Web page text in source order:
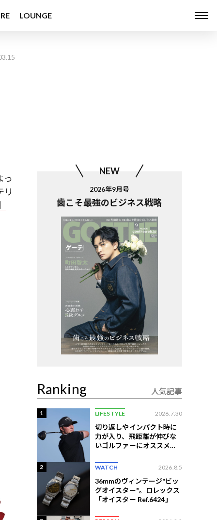
LOUNGE
っ
リ
NEW
2026年9月号
歯こそ最強のビジネス戦略
Ranking 人気記事
1 LIFESTYLE 2026.7.30
切り返しやインパクト時に
力が入り、飛距離が伸びな
いゴルファーにオススメの
2 WATCH 2026.8.5
36mmのヴィンテージ"ビッ
グオイスター"。ロレックス
「オイスター Ref.6424」